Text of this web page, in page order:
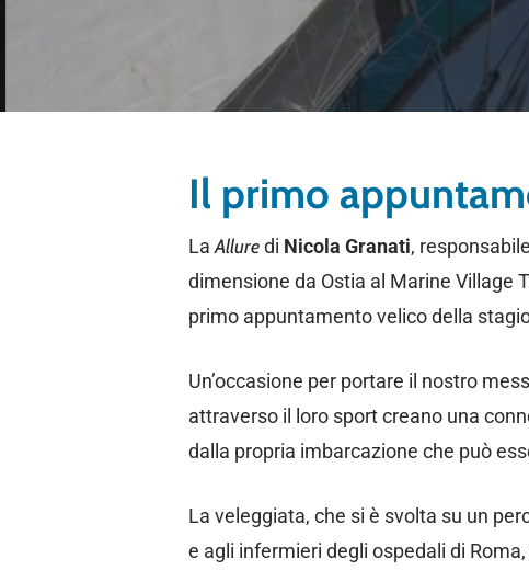
Il primo
La Alluredi Nicola Granati,
dimensione da Ostia al Marine Village
primo appuntamento velico della
Un’occasione per portare il nostro
attraverso il loro sport creano una
dalla propria imbarcazione che può
La veleggiata, che si è svolta su un
e agli infermieri degli ospedali di